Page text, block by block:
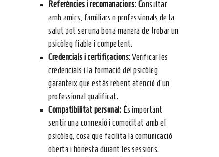
Referències i recomanacions: Consultar
amb amics, familiars o professionals de la
salut pot ser una bona manera de trobar un
psicòleg fiable i competent.
Credencials i certificacions: Verificar les
credencials i la formació del psicòleg
garanteix que estàs rebent atenció d’un
professional qualificat.
Compatibilitat personal: És important
sentir una connexió i comoditat amb el
psicòleg, cosa que facilita la comunicació
oberta i honesta durant les sessions.